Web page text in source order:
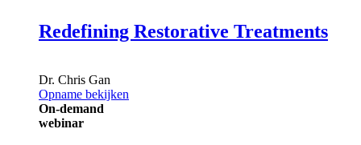
Redefining Restorative Treatments
Dr. Chris Gan
Opname bekijken
On-demand
webinar